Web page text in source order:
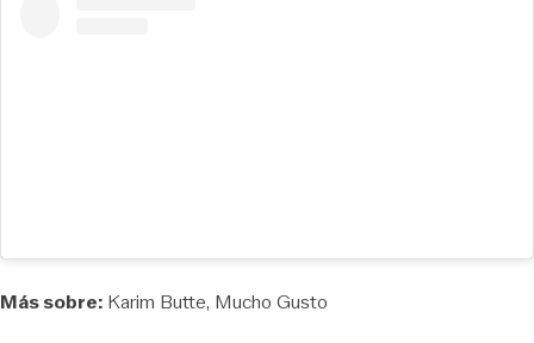
Más sobre: Karim Butte Mucho Gusto